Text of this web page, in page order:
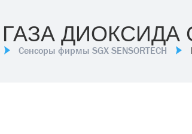
ГАЗА ДИОКСИДА
Сенсоры фирмы SGX SENSORTECH